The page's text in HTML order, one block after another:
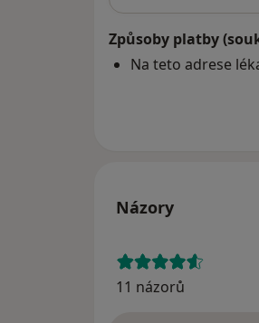
Způsoby platby
Na teto adrese
Názory
11 názorů